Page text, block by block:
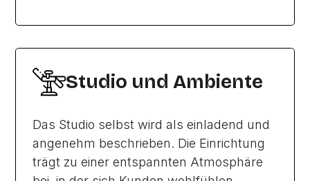
Studio und Ambiente
Das Studio selbst wird als einladend und
angenehm beschrieben. Die Einrichtung
trägt zu einer entspannten Atmosphäre